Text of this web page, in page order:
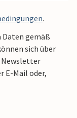
.
gemäß
sich über
Newsletter
E-Mail oder,